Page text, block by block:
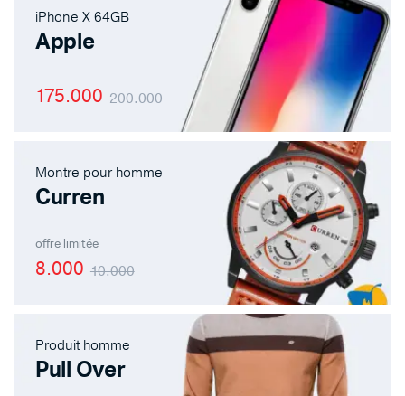
iPhone X 64GB
Apple
200.000
175.000
Montre pour homme
Curren
offre limitée
10.000
8.000
Produit homme
Pull Over